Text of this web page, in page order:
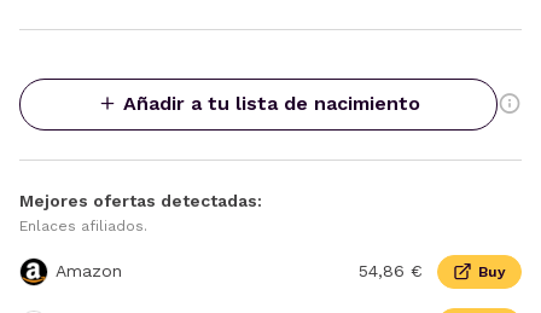
Añadir a tu lista de nacimiento
Mejores ofertas detectadas:
Enlaces afiliados.
Amazon 54,86 € Buy